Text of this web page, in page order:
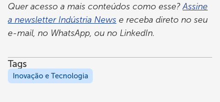
Quer acesso a mais conteúdos como esse?Assine
a newsletter Indústria News e receba direto no seu
e-mail, no WhatsApp, ou no LinkedIn.
Tags
Inovação e Tecnologia